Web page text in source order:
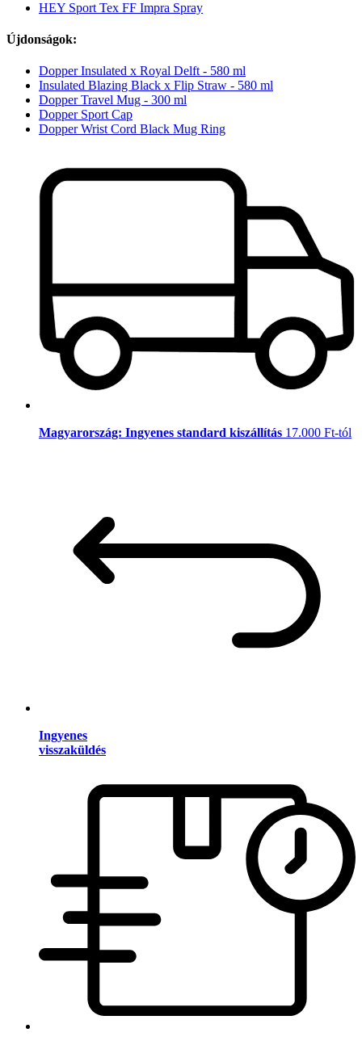
HEY Sport Tex FF Impra Spray
Újdonságok:
Dopper Insulated x Royal Delft - 580 ml
Insulated Blazing Black x Flip Straw - 580 ml
Dopper Travel Mug - 300 ml
Dopper Sport Cap
Dopper Wrist Cord Black Mug Ring
Magyarország: Ingyenes standard kiszállítás 17.000 Ft-tól
Ingyenes
visszaküldés